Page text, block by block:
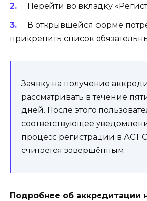
Перейти во вкладку
В открывшейся форме
прикрепить список
Заявку на получение
рассматривать в течение
дней. После этого
соответствующее
процесс регистрации в АСТ
считается завершённым.
Подробнее об аккредитации